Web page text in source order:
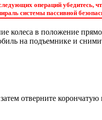
операций убедитесь,
системы пассивной
колеса в положение
на подъемнике и
отверните корончатую